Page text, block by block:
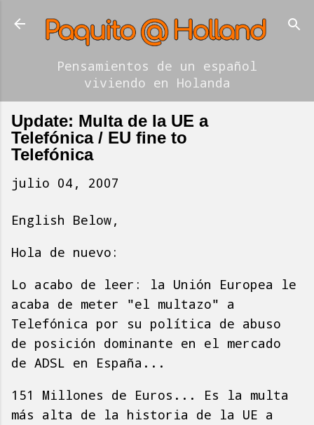
Ir al contenido principal
Pensamientos de un español
viviendo en Holanda
Update: Multa de la UE a
Telefónica / EU fine to
Telefónica
julio 04, 2007
English Below,
Hola de nuevo:
Lo acabo de leer: la Unión Europea le
acaba de meter "el multazo" a
Telefónica por su política de abuso
de posición dominante en el mercado
de ADSL en España...
151 Millones de Euros... Es la multa
más alta de la historia de la UE a